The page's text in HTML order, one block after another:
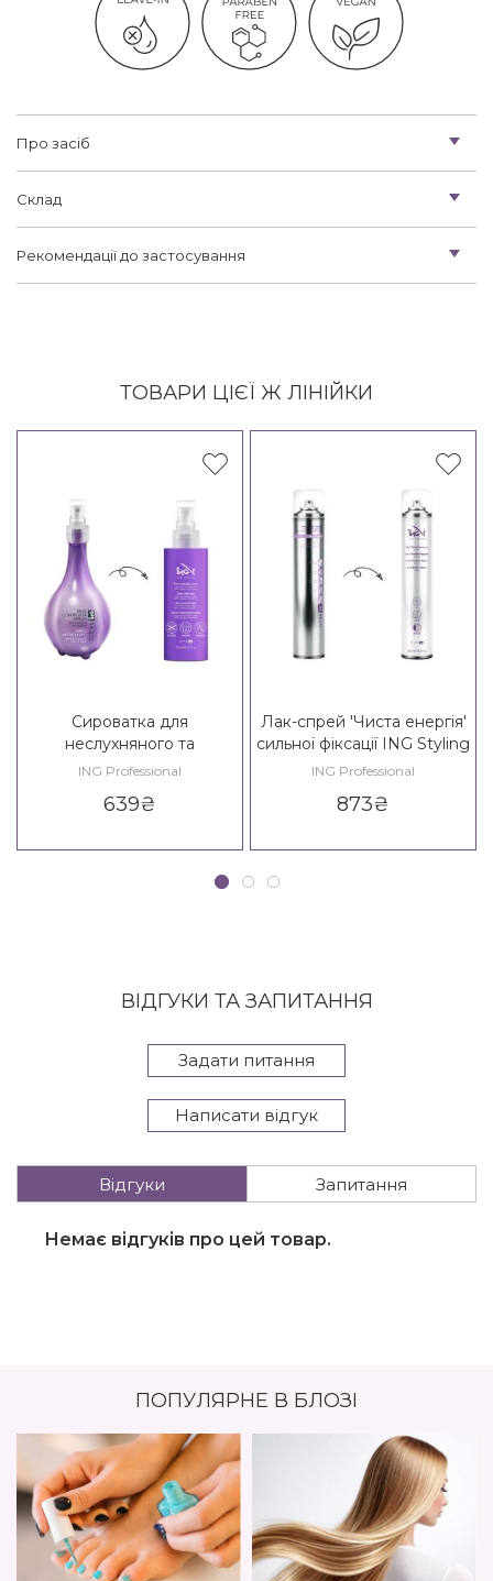
Про засіб
Склад
Рекомендації до застосування
ТОВАРИ ЦІЄЇ Ж ЛІНІЙКИ
Сироватка для
неслухняного та
кучерявого волосся ING
Serum
ING Professional
639₴
Лак-спрей 'Чиста енергія'
сильної фіксації ING Styling
Pure Energy Fixing Spray 3*
ING Professional
873₴
ВІДГУКИ ТА ЗАПИТАННЯ
Задати питання
Написати відгук
Відгуки Запитання
Немає відгуків про цей товар.
ПОПУЛЯРНЕ В БЛОЗІ